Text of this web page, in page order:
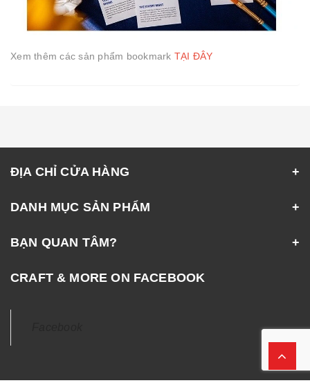
Xem thêm các sản phẩm bookmark TẠI ĐÂY
ĐỊA CHỈ CỬA HÀNG
DANH MỤC SẢN PHẨM
BẠN QUAN TÂM?
CRAFT & MORE ON FACEBOOK